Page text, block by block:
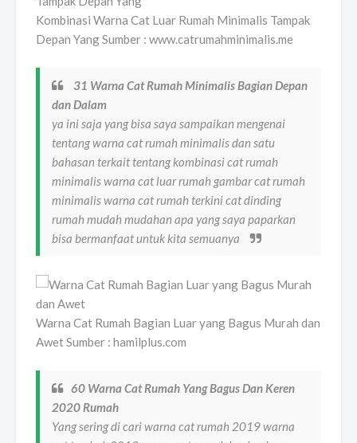
Kombinasi Warna Cat Luar Rumah Minimalis Tampak
Depan Yang Sumber : www.catrumahminimalis.me
31 Warna Cat Rumah Minimalis Bagian Depan
dan Dalam
ya ini saja yang bisa saya sampaikan mengenai
tentang warna cat rumah minimalis dan satu
bahasan terkait tentang kombinasi cat rumah
minimalis warna cat luar rumah gambar cat rumah
minimalis warna cat rumah terkini cat dinding
rumah mudah mudahan apa yang saya paparkan
bisa bermanfaat untuk kita semuanya
Warna Cat Rumah Bagian Luar yang Bagus Murah dan
Awet Sumber : hamilplus.com
60 Warna Cat Rumah Yang Bagus Dan Keren
2020 Rumah
Yang sering di cari warna cat rumah 2019 warna